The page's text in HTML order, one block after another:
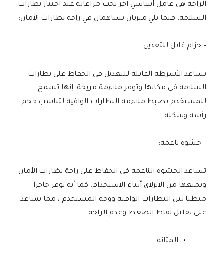
الراحة هي عامل أساسي آخر يجب مراعاته عند اختيار نظارات
السلامة. فيما يلي ميزتان تساهمان في راحة نظارات الأمان:
– حزام قابل للتعديل:
تساعد الأشرطة القابلة للتعديل في الحفاظ على نظارات
السلامة في مكانها وتوفر ملاءمة مريحة. إنها تسمح
للمستخدم بضبط ملاءمة النظارات الواقية لتناسب حجم
رأسه وشكله.
– حشوة ناعمة:
تساعد الحشوة الناعمة في الحفاظ على راحة نظارات الأمان
وتمنعها من الانزلاق أثناء الاستخدام. كما أنه يوفر حاجزا
مبطنا بين النظارات الواقية ووجه المستخدم ، مما يساعد
على تقليل نقاط الضغط وعدم الراحة.
المتانه